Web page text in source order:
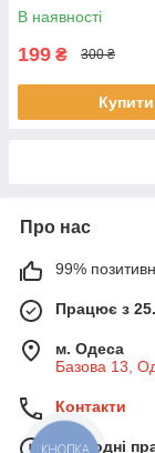
В наявності
199 ₴ 300 ₴
Купити
Про нас
99%
Працює з
м. Одеса
Базова 13,
Контакти
Сьогодні
КНОПКА